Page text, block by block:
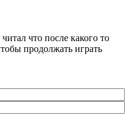
что после какого то
продолжать играть